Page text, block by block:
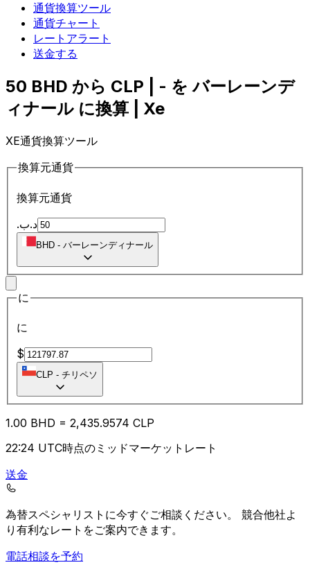
通貨換算ツール
通貨チャート
レートアラート
送金する
50 BHD から CLP | - を バーレーンデ
ィナール に換算 | Xe
XE通貨換算ツール
換算元通貨
換算元通貨
.د.ب
BHD - バーレーンディナール
に
に
$
CLP - チリペソ
1.00 BHD = 2,435.9574 CLP
22:24 UTC時点のミッドマーケットレート
送金
為替スペシャリストに今すぐご相談ください。 競合他社よ
り有利なレートをご案内できます。
電話相談を予約